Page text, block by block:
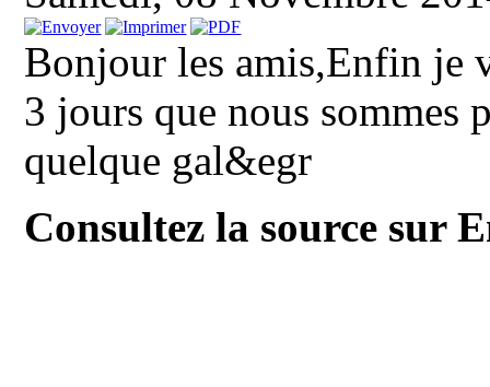
Bonjour les amis,Enfin je
3 jours que nous sommes
quelque gal&egr
Consultez la source sur